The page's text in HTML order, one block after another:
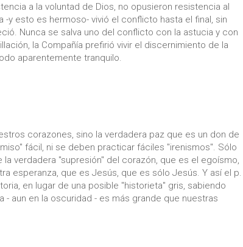
a la voluntad de Dios, no opusieron resistencia al
y esto es hermoso- vivió el conflicto hasta el final, sin
Nunca se salva uno del conflicto con la astucia y con
la Compañía prefirió vivir el discernimiento de la
aparentemente tranquilo.
corazones, sino la verdadera paz que es un don de
fácil, ni se deben practicar fáciles "irenismos". Sólo
verdadera "supresión" del corazón, que es el egoísmo,
esperanza, que es Jesús, que es sólo Jesús. Y así el p.
en lugar de una posible "historieta" gris, sabiendo
aun en la oscuridad - es más grande que nuestras